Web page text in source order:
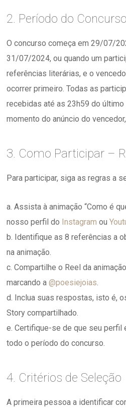
2. Período do Concurso
O concurso começa em 29/07/
31/07/2024, ou quando um
referências literárias, e o
ocorrer primeiro. Todas as
recebidas até as 23h59 do
momento do anúncio do
3. Como Participar –
Para participar, siga as regras a
a. Assista à animação “Como é
nosso perfil do Instagram ou
b. Identifique as 8 referências a
na animação.
c. Compartilhe o Reel da
marcando a@poesiejoias.
d. Inclua suas respostas, isto é,
Story compartilhado.
e. Certifique-se de que seu perfil
todo o período do concurso.
4. Critérios de Seleção
A primeira pessoa a identificar